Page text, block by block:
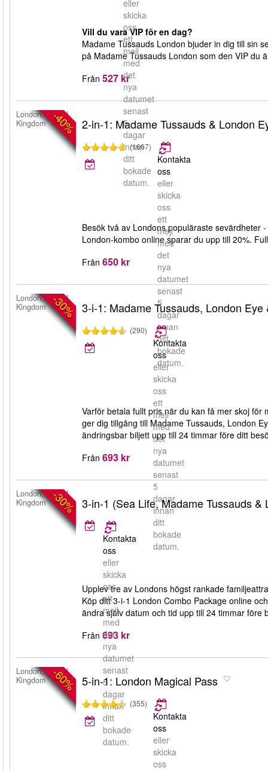
eller
skicka
oss
ett
mejl
med
det
nya
datumet
senast
5
dagar
innan
ditt
bokade
datum.
Vill du vara VIP för en dag?
Madame Tussauds London bjuder in dig till sin
på Madame Tussauds London som den VIP du
Från 527 kr
-40%
London, United
Kingdom
2-in-1: Madame Tussauds & London
(1667)
Kontakta
oss
eller
skicka
oss
ett
mejl
med
det
nya
datumet
senast
5
dagar
innan
ditt
bokade
datum.
Besök två av Londons populäraste sevärdheter
London-kombo online sparar du upp till 20%.
Från 650 kr
-30%
London, United
Kingdom
3-i-1: Madame Tussauds, London Eye
(290)
Kontakta
oss
eller
skicka
oss
ett
mejl
med
det
nya
datumet
senast
5
dagar
innan
ditt
bokade
datum.
Varför betala fullt pris när du kan få mer skoj
ger dig tillgång till Madame Tussauds, London
ändringsbar biljett upp till 24 timmar före ditt
Från 693 kr
-30%
London, United
Kingdom
3-in-1 (Sea Life, Madame Tussauds &
Kontakta
oss
eller
skicka
oss
ett
mejl
med
det
nya
datumet
senast
5
dagar
innan
ditt
bokade
datum.
Upplev tre av Londons högst rankade
Köp ditt 3-i-1 London Combo Package online
ändra själv datum och tid upp till 24 timmar före
Från 693 kr
-60%
London, United
Kingdom
5-in-1: London Magical Pass
(355)
Kontakta
oss
eller
skicka
oss